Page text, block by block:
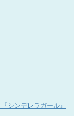
シンデレラガール』